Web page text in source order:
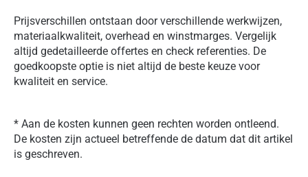
Prijsverschillen ontstaan door verschillende werkwijzen,
materiaalkwaliteit, overhead en winstmarges. Vergelijk
altijd gedetailleerde offertes en check referenties. De
goedkoopste optie is niet altijd de beste keuze voor
kwaliteit en service.
* Aan de kosten kunnen geen rechten worden ontleend.
De kosten zijn actueel betreffende de datum dat dit artikel
is geschreven.